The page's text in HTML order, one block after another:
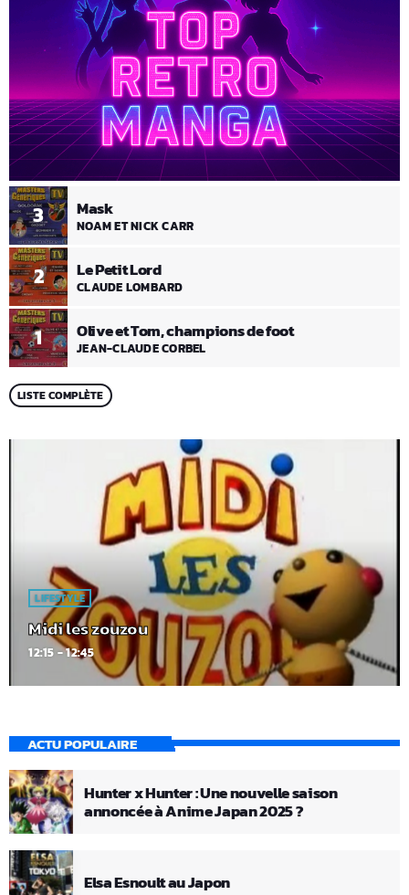
1 Olive et Tom, champions de foot
JEAN-CLAUDE CORBEL
2 Le Petit Lord
CLAUDE LOMBARD
3 Mask
NOAM ET NICK CARR
LISTE COMPLÈTE
LIFESTYLE
Midi les zouzou
12:15 - 12:45
ACTU POPULAIRE
Hunter x Hunter : Une nouvelle saison
annoncée à Anime Japan 2025 ?
Elsa Esnoult au Japon